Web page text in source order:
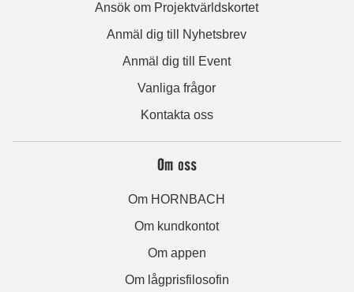
Ansök om Projektvärldskortet
Anmäl dig till Nyhetsbrev
Anmäl dig till Event
Vanliga frågor
Kontakta oss
Om oss
Om HORNBACH
Om kundkontot
Om appen
Om lågprisfilosofin